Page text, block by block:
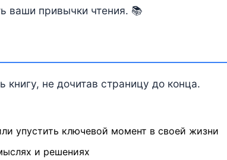
ваши привычки чтения. 📚
книгу, не дочитав страницу до конца.
упустить ключевой момент в своей жизни
и решениях